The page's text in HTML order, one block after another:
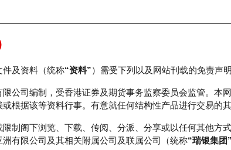
轮证市场统计 正股数据及市场统计 瑞银轮证教室
及资料（统称“资料”）需受下列以及网站刊载的免责声
公司编制，受香港证券及期货事务监察委员会监管。本
根据该等资料行事。有意就任何结构性产品进行交易的
制阁下浏览、下载、传阅、分派、分享或以任何其他
有限公司及其相关附属公司及联属公司（统称“瑞银集团”